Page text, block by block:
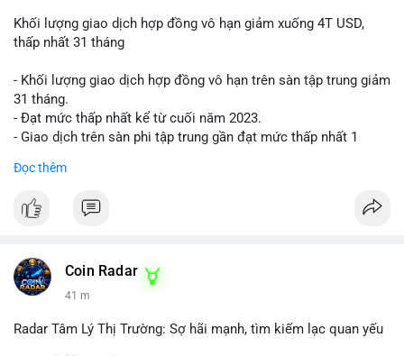
Khối lượng giao dịch hợp đồng vô hạn giảm xuống 4T USD,
thấp nhất 31 tháng
- Khối lượng giao dịch hợp đồng vô hạn trên sàn tập trung giảm
31 tháng.
- Đạt mức thấp nhất kể từ cuối năm 2023.
- Giao dịch trên sàn phi tập trung gần đạt mức thấp nhất 1
#vlikevn #titanbot
Đọc thêm
Coin Radar
41 m
Radar Tâm Lý Thị Trường: Sợ hãi mạnh, tìm kiếm lạc quan yếu